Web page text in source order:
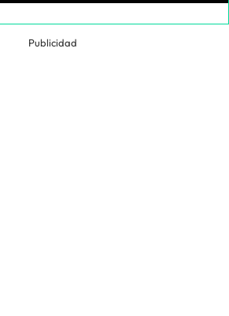
Publicidad